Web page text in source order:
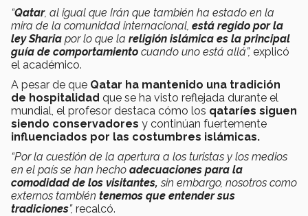
“Qatar, al igual que Irán que también ha estado en la
mira de la comunidad internacional, está regido por la
ley Sharia por lo que la religión islámica es la principal
guía de comportamiento cuando uno está allá”, explicó
el académico.
A pesar de que Qatar ha mantenido una tradición
de hospitalidad que se ha visto reflejada durante el
mundial, el profesor destaca cómo los qataríes siguen
siendo conservadores y continúan fuertemente
influenciados por las costumbres islámicas.
“Por la cuestión de la apertura a los turistas y los medios
en el país se han hecho adecuaciones para la
comodidad de los visitantes, sin embargo, nosotros como
externos también tenemos que entender sus
tradiciones”, recalcó.